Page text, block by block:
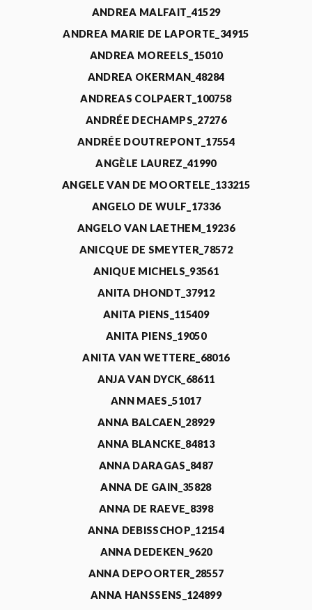
ANDREA MALFAIT_41529
ANDREA MARIE DE LAPORTE_34915
ANDREA MOREELS_15010
ANDREA OKERMAN_48284
ANDREAS COLPAERT_100758
ANDRÉE DECHAMPS_27276
ANDRÉE DOUTREPONT_17554
ANGÈLE LAUREZ_41990
ANGELE VAN DE MOORTELE_133215
ANGELO DE WULF_17336
ANGELO VAN LAETHEM_19236
ANICQUE DE SMEYTER_78572
ANIQUE MICHELS_93561
ANITA DHONDT_37912
ANITA PIENS_115409
ANITA PIENS_19050
ANITA VAN WETTERE_68016
ANJA VAN DYCK_68611
ANN MAES_51017
ANNA BALCAEN_28929
ANNA BLANCKE_84813
ANNA DARAGAS_8487
ANNA DE GAIN_35828
ANNA DE RAEVE_8398
ANNA DEBISSCHOP_12154
ANNA DEDEKEN_9620
ANNA DEPOORTER_28557
ANNA HANSSENS_124899